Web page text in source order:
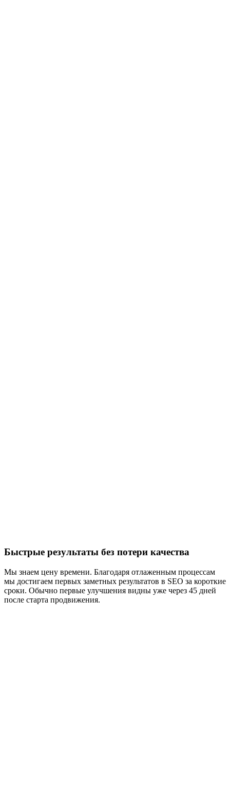
Быстрые результаты без потери качества
Мы знаем цену времени. Благодаря отлаженным процессам
мы достигаем первых заметных результатов в SEO за короткие
сроки. Обычно первые улучшения видны уже через 45 дней
после старта продвижения.